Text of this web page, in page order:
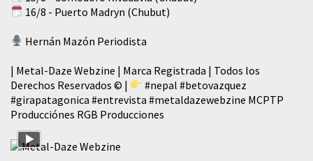
16/8 - Puerto Madryn (Chubut)
Hernán Mazón Periodista
| Metal-Daze Webzine | Marca Registrada | Todos los
Derechos Reservados © |
#nepal #betovazquez
#girapatagonica #entrevista #metaldazewebzine MCPTP
Producciónes RGB Producciones